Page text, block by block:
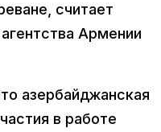
считает
Армении
азербайджанская
в работе